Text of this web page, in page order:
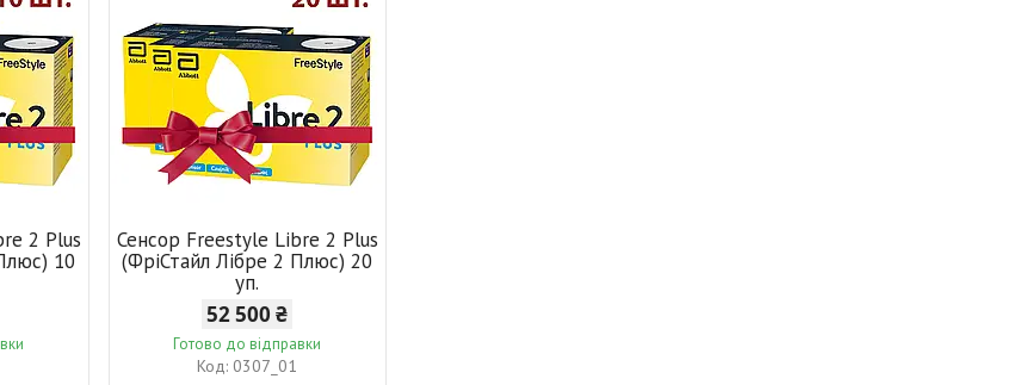
2 Plus
10
Сенсор Freestyle Libre 2 Plus
(ФріСтайл Лібре 2 Плюс) 20
уп.
52 500 ₴
Готово до відправки
0307_01